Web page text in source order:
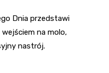
Dnia przedstawi
wejściem na molo,
nastrój.